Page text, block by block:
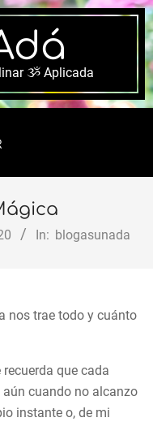
ૐ Aplicada
In: blogasunada
nos trae todo y cuánto
que cada
cuando no alcanzo
instante o, de mi